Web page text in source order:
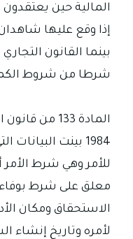
المالية حين يعتقدون
إذا وقع عليها
بينما القانون
شرطا من شروط
1984 بينت
للأمر وهي شرط الأمر
معلق على شرط بوفاء
الاستحقاق ومكان
لأمره وتاريخ إنشاء